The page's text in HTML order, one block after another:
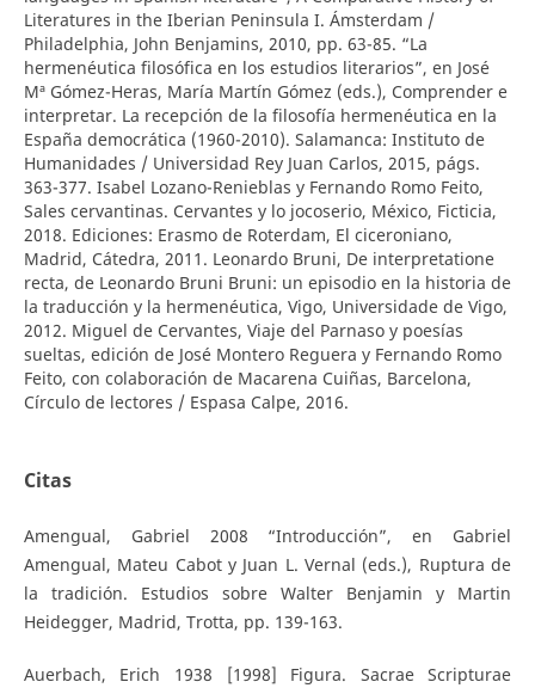
Literatures in the Iberian Peninsula I. Ámsterdam /
Philadelphia, John Benjamins, 2010, pp. 63-85. “La
hermenéutica filosófica en los estudios literarios”, en José
Mª Gómez-Heras, María Martín Gómez (eds.), Comprender e
interpretar. La recepción de la filosofía hermenéutica en la
España democrática (1960-2010). Salamanca: Instituto de
Humanidades / Universidad Rey Juan Carlos, 2015, págs.
363-377. Isabel Lozano-Renieblas y Fernando Romo Feito,
Sales cervantinas. Cervantes y lo jocoserio, México, Ficticia,
2018. Ediciones: Erasmo de Roterdam, El ciceroniano,
Madrid, Cátedra, 2011. Leonardo Bruni, De interpretatione
recta, de Leonardo Bruni Bruni: un episodio en la historia de
la traducción y la hermenéutica, Vigo, Universidade de Vigo,
2012. Miguel de Cervantes, Viaje del Parnaso y poesías
sueltas, edición de José Montero Reguera y Fernando Romo
Feito, con colaboración de Macarena Cuiñas, Barcelona,
Círculo de lectores / Espasa Calpe, 2016.
Citas
Amengual, Gabriel 2008 “Introducción”, en Gabriel
Amengual, Mateu Cabot y Juan L. Vernal (eds.), Ruptura de
la tradición. Estudios sobre Walter Benjamin y Martin
Heidegger, Madrid, Trotta, pp. 139-163.
Auerbach, Erich 1938 [1998] Figura. Sacrae Scripturae